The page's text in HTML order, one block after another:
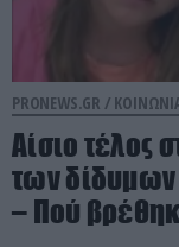
PRONEWS.GR /
Αίσιο τέλος
των
– Πού